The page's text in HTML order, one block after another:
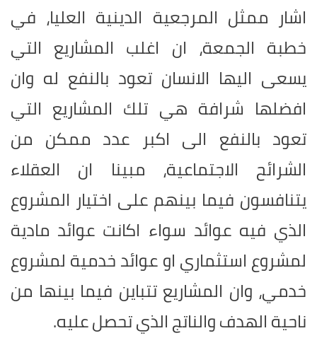
اشار ممثل المرجعية الدينية العليا، في
خطبة الجمعة، ان اغلب المشاريع التي
يسعى اليها الانسان تعود بالنفع له وان
افضلها شرافة هي تلك المشاريع التي
تعود بالنفع الى اكبر عدد ممكن من
الشرائح الاجتماعية، مبينا ان العقلاء
يتنافسون فيما بينهم على اختيار المشروع
الذي فيه عوائد سواء اكانت عوائد مادية
لمشروع استثماري او عوائد خدمية لمشروع
خدمي، وان المشاريع تتباين فيما بينها من
ناحية الهدف والناتج الذي تحصل عليه.